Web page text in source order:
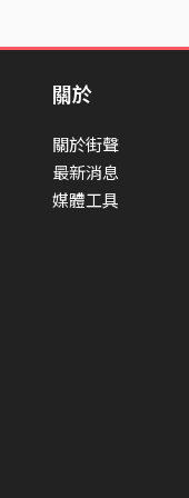
關於
關於街聲
最新消息
媒體工具